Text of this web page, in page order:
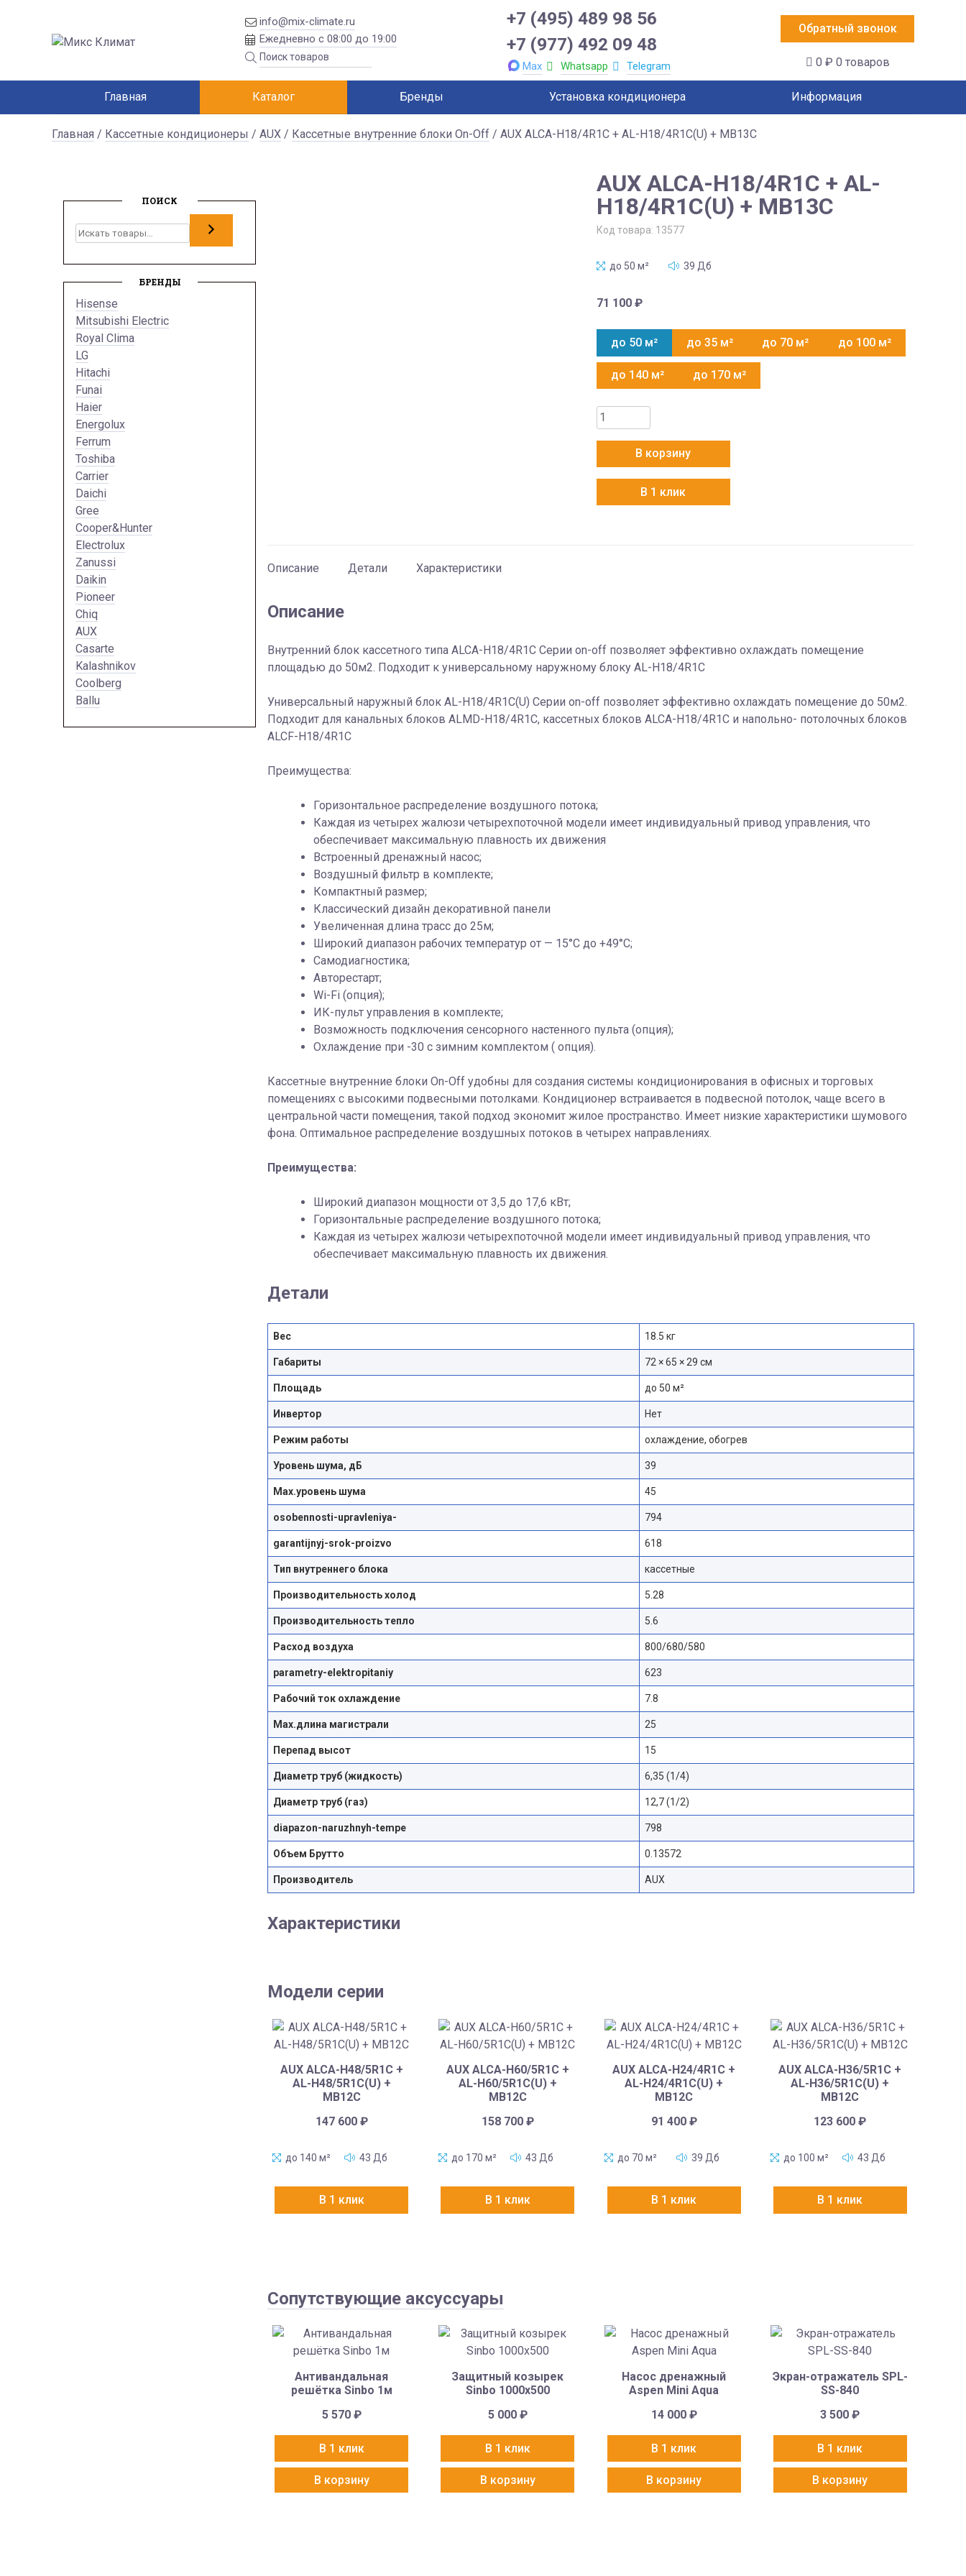
info@mix-climate.ru
Ежедневно с 08:00 до 19:00
+7 (495) 489 98 56
+7 (977) 492 09 48
Max Whatsapp Telegram
Обратный звонок
0 ₽ 0 товаров
Главная Каталог Бренды Установка кондиционера Информация
Главная / Кассетные кондиционеры / AUX / Кассетные внутренние блоки On-Off / AUX ALCA-H18/4R1C + AL-H18/4R1C(U) + MB13C
AUX ALCA-H18/4R1C + AL-
H18/4R1C(U) + MB13C
Код товара: 13577
до 50 м² 39 Дб
71 100 ₽
до 50 м² до 35 м² до 70 м² до 100 м²
до 140 м² до 170 м²
Количество
товара
ALCA-
H18/4R1C
В корзину
В 1 клик
Описание Детали Характеристики
Описание
Внутренний блок кассетного типа ALCA-H18/4R1С Серии on-off позволяет эффективно охлаждать помещение
площадью до 50м2. Подходит к универсальному наружному блоку AL-H18/4R1С
Универсальный наружный блок AL-H18/4R1С(U) Серии on-off позволяет эффективно охлаждать помещение до 50м2.
Подходит для канальных блоков ALMD-H18/4R1С, кассетных блоков ALCA-H18/4R1С и напольно- потолочных блоков
ALCF-H18/4R1С
Преимущества:
Горизонтальное распределение воздушного потока;
Каждая из четырех жалюзи четырехпоточной модели имеет индивидуальный привод управления, что
обеспечивает максимальную плавность их движения
Встроенный дренажный насос;
Воздушный фильтр в комплекте;
Компактный размер;
Классический дизайн декоративной панели
Увеличенная длина трасс до 25м;
Широкий диапазон рабочих температур от — 15°С до +49°С;
Самодиагностика;
Авторестарт;
Wi-Fi (опция);
ИК-пульт управления в комплекте;
Возможность подключения сенсорного настенного пульта (опция);
Охлаждение при -30 с зимним комплектом ( опция).
Кассетные внутренние блоки On-Off удобны для создания системы кондиционирования в офисных и торговых
помещениях с высокими подвесными потолками. Кондиционер встраивается в подвесной потолок, чаще всего в
центральной части помещения, такой подход экономит жилое пространство. Имеет низкие характеристики шумового
фона. Оптимальное распределение воздушных потоков в четырех направлениях.
Преимущества:
Широкий диапазон мощности от 3,5 до 17,6 кВт;
Горизонтальные распределение воздушного потока;
Каждая из четырех жалюзи четырехпоточной модели имеет индивидуальный привод управления, что
обеспечивает максимальную плавность их движения.
Детали
Вес 18.5 кг
Габариты 72 × 65 × 29 см
Площадь до 50 м²
Инвертор Нет
Режим работы охлаждение, обогрев
Уровень шума, дБ 39
Max.уровень шума 45
osobennosti-upravleniya- 794
garantijnyj-srok-proizvo 618
Тип внутреннего блока кассетные
Производительность холод 5.28
Производительность тепло 5.6
Расход воздуха 800/680/580
parametry-elektropitaniy 623
Рабочий ток охлаждение 7.8
Max.длина магистрали 25
Перепад высот 15
Диаметр труб (жидкость) 6,35 (1/4)
Диаметр труб (газ) 12,7 (1/2)
diapazon-naruzhnyh-tempe 798
Объем Брутто 0.13572
Производитель AUX
Характеристики
Модели серии
AUX ALCA-H48/5R1C +
AL-H48/5R1C(U) +
MB12C
147 600 ₽
до 140 м² 43 Дб
В 1 клик
AUX ALCA-H60/5R1C +
AL-H60/5R1C(U) +
MB12C
158 700 ₽
до 170 м² 43 Дб
В 1 клик
AUX ALCA-H24/4R1C +
AL-H24/4R1C(U) +
MB12C
91 400 ₽
до 70 м² 39 Дб
В 1 клик
AUX ALCA-H36/5R1C +
AL-H36/5R1C(U) +
MB12C
123 600₽
до 100 м² 43 Дб
В 1 клик
Сопутствующие аксуссуары
Антивандальная
решётка Sinbo 1м
5 570 ₽
В 1 клик
В корзину
Защитный козырек
Sinbo 1000х500
5 000 ₽
В 1 клик
В корзину
Насос дренажный
Aspen Mini Aqua
14 000 ₽
В 1 клик
В корзину
Экран-отражатель SPL-
SS-840
3 500₽
В 1 клик
В корзину
ПОИСК
Поиск
БРЕНДЫ
Hisense
Mitsubishi Electric
Royal Clima
LG
Hitachi
Funai
Haier
Energolux
Ferrum
Toshiba
Carrier
Daichi
Gree
Cooper&Hunter
Electrolux
Zanussi
Daikin
Pioneer
Chiq
AUX
Casarte
Kalashnikov
Coolberg
Ballu